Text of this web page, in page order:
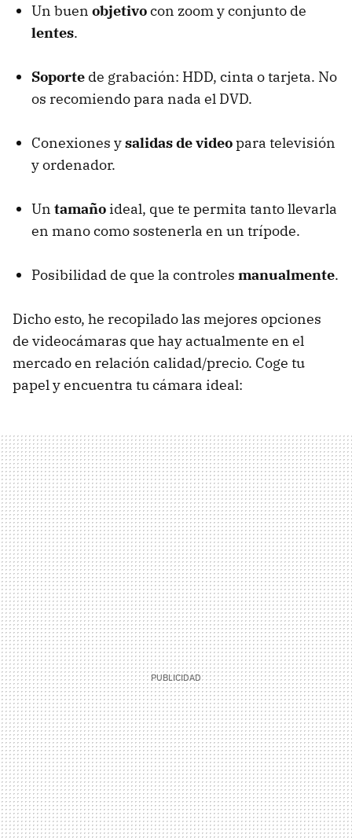
Un buen objetivocon zoom y conjunto de
lentes.
Soporte de grabación: HDD, cinta o tarjeta. No
os recomiendo para nada el DVD.
Conexiones ysalidas de videopara televisión
y ordenador.
Un tamaño ideal, que te permita tanto llevarla
en mano como sostenerla en un trípode.
Posibilidad de que la controles manualmente.
Dicho esto, he recopilado las mejores opciones
de videocámaras que hay actualmente en el
mercado en relación calidad/precio. Coge tu
papel y encuentra tu cámara ideal: